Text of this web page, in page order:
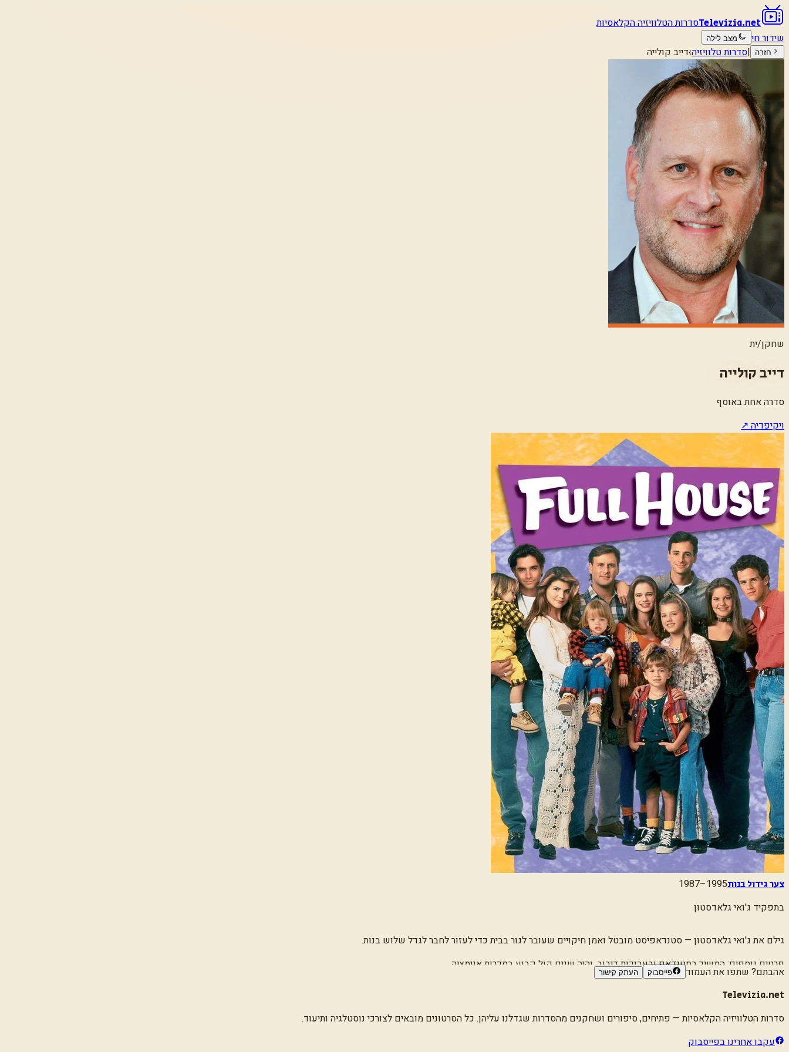
Televizia.netסדרות הטלוויזיה הקלאסיות
שידור חי
מצב לילה
חזרה
|סדרות טלוויזיה›דייב קולייה
שחקן/ית
דייב קולייה
סדרה אחת באוסף
ויקיפדיה ↗
צער גידול בנות1987–1995
בתפקיד ג'ואי גלאדסטון
גילם את ג'ואי גלאדסטון — סטנדאפיסט מובטל ואמן חיקויים שעובר לגור בבית כדי לעזור לחבר לגדל שלוש בנות.
פרטים נוספים:המשיך בסטנדאפ ובעבודות דיבוב, והיה שנים קול קבוע בסדרות אנימציה.
אהבתם? שתפו את העמוד פייסבוק העתק קישור
Televizia.net
סדרות הטלוויזיה הקלאסיות— פתיחים, סיפורים ושחקנים מהסדרות שגדלנו עליהן. כל הסרטונים מובאים לצורכי נוסטלגיה ותיעוד.
עקבו אחרינו בפייסבוק